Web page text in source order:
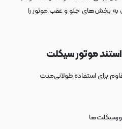
بخش‌های جلو و عقب موتور را
موتور سیکلت
برای استفاده طولانی‌مدت